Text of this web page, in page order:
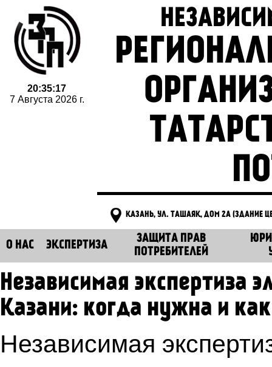
20:35:18
7 Августа 2026 г.
КАЗАНЬ, УЛ. ТАШАЯК, ДОМ 2А (ЗДАНИЕ
О НАС ЭКСПЕРТИЗА
ЗАЩИТА ПРАВ
ПОТРЕБИТЕЛЕЙ
Независимая экспертиза
Казани: когда нужна и
Независимая